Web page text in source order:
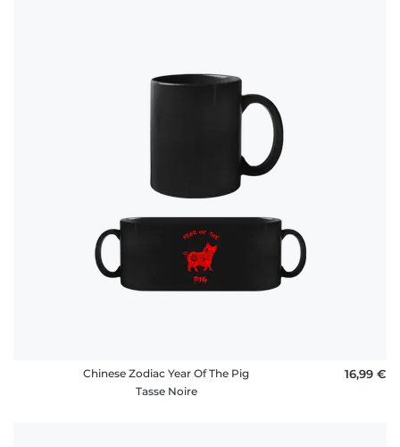
Chinese Zodiac Year Of The Pig
Tasse Noire
16,99 €